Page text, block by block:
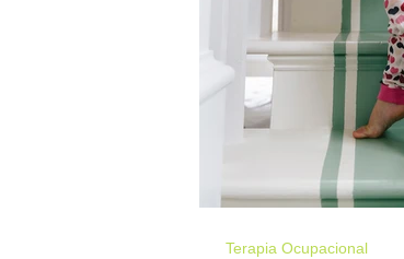
Terapia Ocupacional